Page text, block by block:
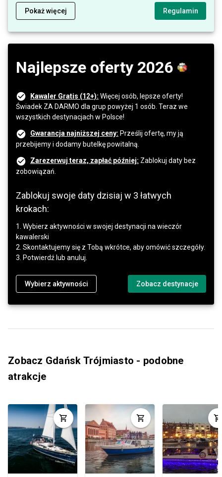
Pokaż więcej Regulamin
Najlepsze oferty 2026
Kawaler Gratis (12+): Więcej osób, lepsze oferty!
Świadek ZA DARMO dla grup powyżej 1 osób. Teraz we
wszystkich destynacjach w Polsce!
Gwarancja najniższej ceny: Prześlij ofertę, my ją
przebijemy i dodamy butelkę powitalną.
Zarezerwuj teraz, zapłać później: Zablokuj daty bez
zobowiązań.
Zablokuj swoje daty dzisiaj w 3 łatwych
krokach:
1. Wybierz aktywności w swojej destynacji na wieczór
kawalerski
2. Skontaktujemy się z Tobą wkrótce, aby omówić szczegóły.
3. Potwierdź lub anuluj.
Wybierz aktywności Zobacz destynacje
Zobacz Gdańsk Trójmiasto - podobne
atrakcje